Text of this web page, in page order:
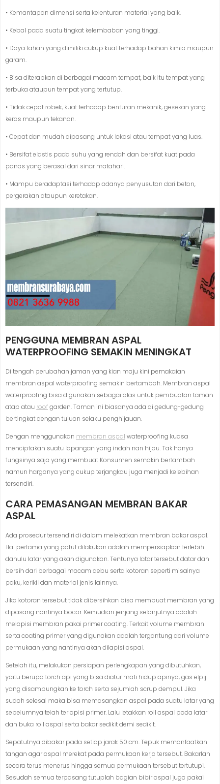
• Kemantapan dimensi serta kelenturan material yang baik.
• Kebal pada suatu tingkat kelembaban yang tinggi.
• Daya tahan yang dimiliki cukup kuat terhadap bahan kimia maupun
garam.
• Bisa diterapkan di berbagai macam tempat, baik itu tempat yang
terbuka ataupun tempat yang tertutup.
• Tidak cepat robek, kuat terhadap benturan mekanik, gesekan yang
keras maupun tekanan.
• Cepat dan mudah dipasang untuk lokasi atau tempat yang luas.
• Bersifat elastis pada suhu yang rendah dan bersifat kuat pada
panas yang berasal dari sinar matahari.
• Mampu beradaptasi terhadap adanya penyusutan dari beton,
pergerakan ataupun keretakan.
PENGGUNA MEMBRAN ASPAL
WATERPROOFING SEMAKIN MENINGKAT
Di tengah perubahan jaman yang kian maju kini pemakaian
membran aspal waterproofing semakin bertambah. Membran aspal
waterproofing bisa digunakan sebagai alas untuk pembuatan taman
atap atau roofgarden. Taman ini biasanya ada di gedung-gedung
bertingkat dengan tujuan selaku penghijauan.
Dengan menggunakan membran aspal waterproofing kuasa
menciptakan suatu lapangan yang indah nan hijau. Tak hanya
fungsinya saja yang membuat Konsumen semakin bertambah
namun harganya yang cukup terjangkau juga menjadi kelebihan
tersendiri.
CARA PEMASANGAN MEMBRAN BAKAR
ASPAL
Ada prosedur tersendiri di dalam melekatkan membran bakar aspal.
Hal pertama yang patut dilakukan adalah mempersiapkan terlebih
dahulu latar yang akan digunakan. Tentunya latar tersebut datar dan
bersih dari berbagai macam debu serta kotoran seperti misalnya
paku, kerikil dan material jenis lainnya.
Jika kotoran tersebut tidak dibersihkan bisa membuat membran yang
dipasang nantinya bocor. Kemudian jenjang selanjutnya adalah
melapisi membran pakai primer coating. Terkait volume membran
serta coating primer yang digunakan adalah tergantung dari volume
permukaan yang nantinya akan dilapisi aspal.
Setelah itu, melakukan persiapan perlengkapan yang dibutuhkan,
yaitu berupa torch api yang bisa diatur mati hidup apinya, gas elpiji
yang disambungkan ke torch serta sejumlah scrup dempul. Jika
sudah selesai maka bisa memasangkan aspal pada suatu latar yang
sebelumnya telah terlapisi primer. Lalu letakkan roll aspal pada latar
dan buka roll aspal serta bakar sedikit demi sedikit.
Sepatutnya dibakar pada setiap jarak 50 cm. Tepuk memanfaatkan
tangan agar aspal merekat pada permukaan kerja tersebut. Bakarlah
secara terus menerus hingga semua permukaan tersebut tertutupi.
Sesudah semua terpasang tutuplah bagian bibir aspal juga pakai